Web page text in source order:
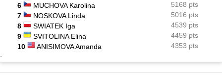
6
MUCHOVA Karolina
5168 pts
7
NOSKOVA Linda
5016 pts
8
SWIATEK Iga
4539 pts
9
SVITOLINA Elina
4459 pts
10
ANISIMOVA Amanda 4353 pts
-